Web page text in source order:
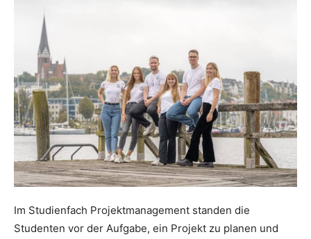
Im Studienfach Projektmanagement standen die
Studenten vor der Aufgabe, ein Projekt zu planen und